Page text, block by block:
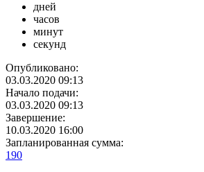
дней
часов
минут
секунд
Опубликовано:
03.03.2020 09:13
Начало подачи:
03.03.2020 09:13
Завершение:
10.03.2020 16:00
Запланированная сумма:
190